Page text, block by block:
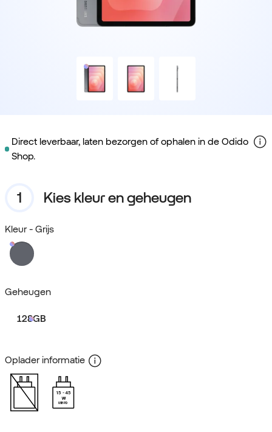
Direct leverbaar, laten bezorgen of ophalen in de Odido
Shop.
Kies kleur en geheugen
Kleur - Grijs
Geheugen
128GB
Oplader informatie
15
45
W
USB PD